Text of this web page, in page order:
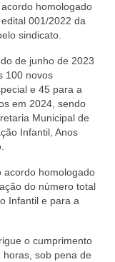
homologado
001/2022 da
sindicato.
de junho de 2023
100 novos
e 45 para a
em 2024, sendo
Municipal de
Infantil, Anos
acordo homologado
do número total
Infantil e para a
o cumprimento
sob pena de